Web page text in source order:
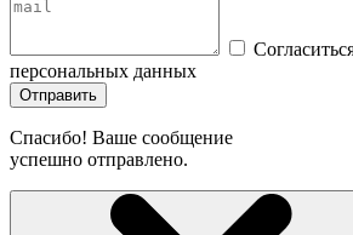
персональных данных
Отправить
Спасибо! Ваше сообщение
успешно отправлено.